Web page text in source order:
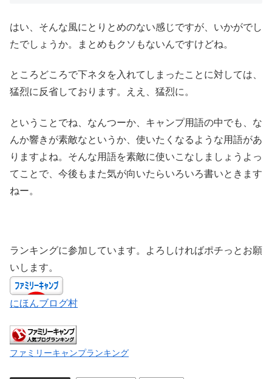
はい、そんな風にとりとめのない感じですが、いかがでし
たでしょうか。まとめもクソもないんですけどね。
ところどころで下ネタを入れてしまったことに対しては、
猛烈に反省しております。ええ、猛烈に。
ということでね、なんつーか、キャンプ用語の中でも、な
んか響きが素敵なというか、使いたくなるような用語があ
りますよね。そんな用語を素敵に使いこなしましょうよっ
てことで、今後もまた気が向いたらいろいろ書いときます
ねー。
ランキングに参加しています。よろしければポチっとお願
いします。
にほんブログ村
ファミリーキャンプランキング